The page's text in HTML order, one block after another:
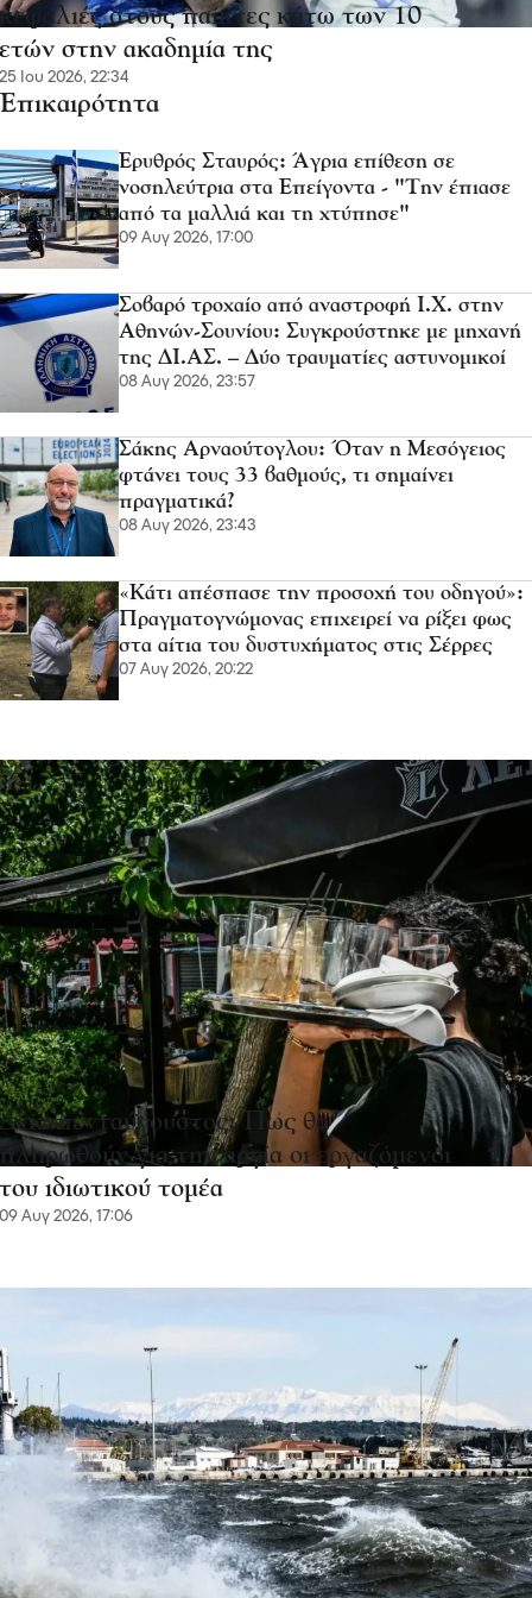
κεφαλιές στους παίκτες κάτω των 10
ετών στην ακαδημία της
25 Ιου 2026, 22:34
Επικαιρότητα
Ερυθρός Σταυρός: Άγρια επίθεση σε
νοσηλεύτρια στα Επείγοντα - "Την έπιασε
από τα μαλλιά και τη χτύπησε"
09 Αυγ 2026, 17:00
Σοβαρό τροχαίο από αναστροφή Ι.Χ. στην
Αθηνών-Σουνίου: Συγκρούστηκε με μηχανή
της ΔΙ.ΑΣ. – Δύο τραυματίες αστυνομικοί
08 Αυγ 2026, 23:57
Σάκης Αρναούτογλου: Όταν η Μεσόγειος
φτάνει τους 33 βαθμούς, τι σημαίνει
πραγματικά?
08 Αυγ 2026, 23:43
«Κάτι απέσπασε την προσοχή του οδηγού»:
Πραγματογνώμονας επιχειρεί να ρίξει φως
στα αίτια του δυστυχήματος στις Σέρρες
07 Αυγ 2026, 20:22
Δεκαπενταύγουστος: Πως θα
πληρωθούν για την αργία οι εργαζόμενοι
του ιδιωτικού τομέα
09 Αυγ 2026, 17:06